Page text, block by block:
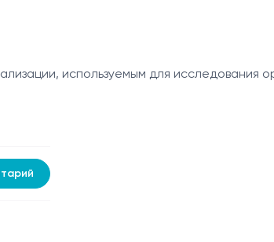
используемым для исследования